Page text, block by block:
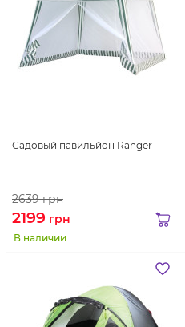
Садовый павильйон Ranger
2639грн
2199 грн
В наличии